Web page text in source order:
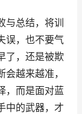
与总结，将训
误，也不要气
了，还是被欺
越来越准，
，而是面对蓝
中的武器，才